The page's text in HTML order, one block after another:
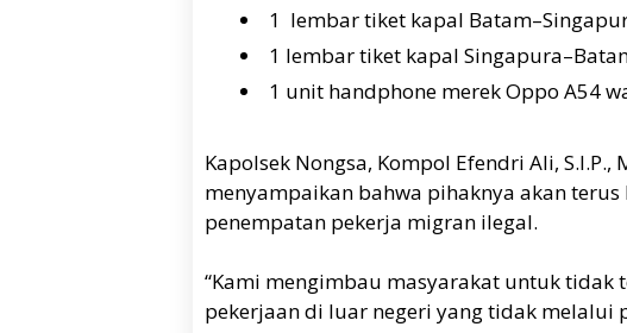
1 lembar tiket kapal
1 lembar tiket kapal
1 unit handphone merek Oppo A54
Kapolsek Nongsa, Kompol Efendri Ali,
menyampaikan bahwa pihaknya akan
penempatan pekerja migran ilegal.
“Kami mengimbau masyarakat untuk
pekerjaan di luar negeri yang tidak melalui